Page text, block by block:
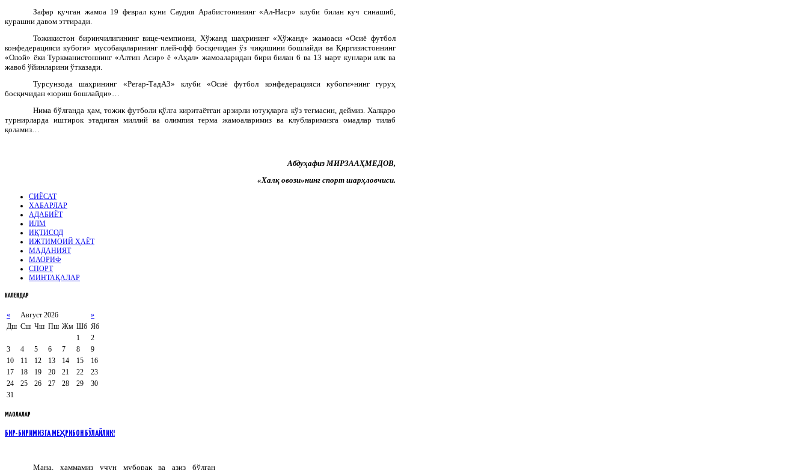
Зафар қучган жамоа 19 феврал куни Саудия Арабистонининг «Ал-Наср» клуби билан куч синашиб,
курашни давом эттиради.
Тожикистон биринчилигининг вице-чемпиони, Хўжанд шаҳрининг «Хўжанд» жамоаси «Осиё футбол
конфедерацияси кубоги» мусобақаларининг плей-офф босқичидан ўз чиқишини бошлайди ва Қирғизистоннинг
«Олой» ёки Туркманистоннинг «Алтин Асир» ё «Аҳал» жамоаларидан бири билан 6 ва 13 март кунлари илк ва
жавоб ўйинларини ўтказади.
Турсунзода шаҳрининг «Регар-ТадАЗ» клуби «Осиё футбол конфедерацияси кубоги»нинг гуруҳ
босқичидан «юриш бошлайди»…
Нима бўлганда ҳам, тожик футболи қўлга киритаётган арзирли ютуқларга кўз тегмасин, деймиз. Халқаро
турнирларда иштирок этадиган миллий ва олимпия терма жамоаларимиз ва клубларимизга омадлар тилаб
қоламиз…
Абдуҳафиз МИРЗААҲМЕДОВ,
«Халқ овози»нинг спорт шарҳловчиси.
СИЁСАТ
ХАБАРЛАР
АДАБИЁТ
ИЛМ
ИҚТИСОД
ИЖТИМОИЙ ҲАЁТ
МАДАНИЯТ
МАОРИФ
СПОРТ
МИНТАҚАЛАР
КАЛЕНДАР
« Август 2026
»
Дш Сш Чш Пш Жм Шб Яб
1
2
3
4 5 6 7 8
9
10
11 12 13 14 15
16
17
18 19 20 21 22
23
24
25 26 27 28 29
30
31
МАҚОЛАЛАР
БИР-БИРИМИЗГА МЕҲРИБОН БЎЛАЙЛИК!
Мана, ҳаммамиз учун муборак ва азиз бўлган